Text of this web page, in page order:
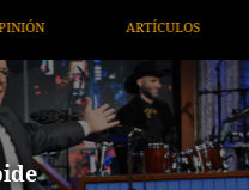
ARTÍCULOS ARTE /